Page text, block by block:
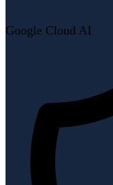
Google Cloud AI